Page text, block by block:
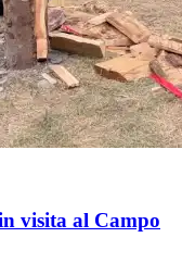
visita al Campo